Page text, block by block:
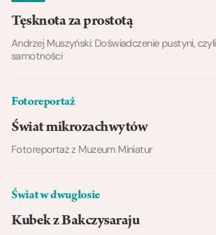
Tęsknota za prostotą
Andrzej Muszyński: Doświadczenie pustyni,
samotności
Fotoreportaż
Świat mikrozachwytów
Fotoreportaż z Muzeum Miniatur
Świat w dwugłosie
Kubek z Bakczysaraju